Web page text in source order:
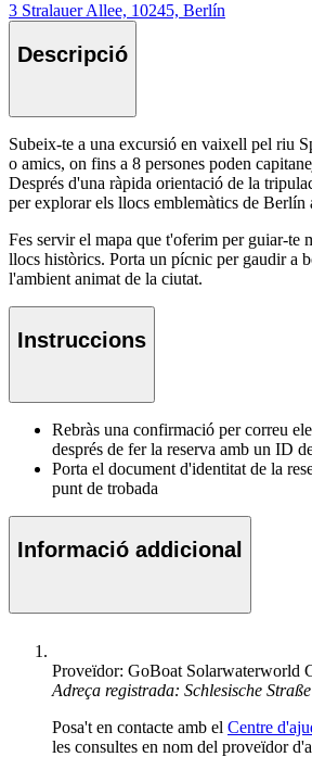
3 Stralauer Allee, 10245, Berlín
Descripció
Subeix-te a una excursió en vaixell pel riu
o amics, on fins a 8 persones poden
Després d'una ràpida orientació de la
per explorar els llocs emblemàtics de Berlín
Fes servir el mapa que t'oferim per guiar-te
llocs històrics. Porta un pícnic per gaudir a
l'ambient animat de la ciutat.
Instruccions
Rebràs una confirmació per correu
després de fer la reserva amb un ID
Porta el document d'identitat de la
punt de trobada
Informació addicional
Proveïdor: GoBoat Solarwaterworld
Adreça registrada: Schlesische
Posa't en contacte amb el Centre
les consultes en nom del proveïdor